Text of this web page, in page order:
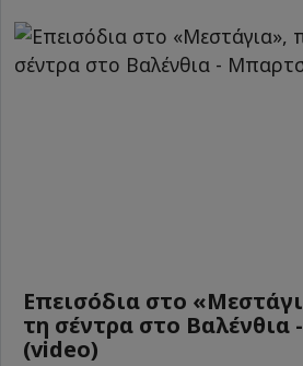
Επεισόδια στο
τη σέντρα στο
(video)